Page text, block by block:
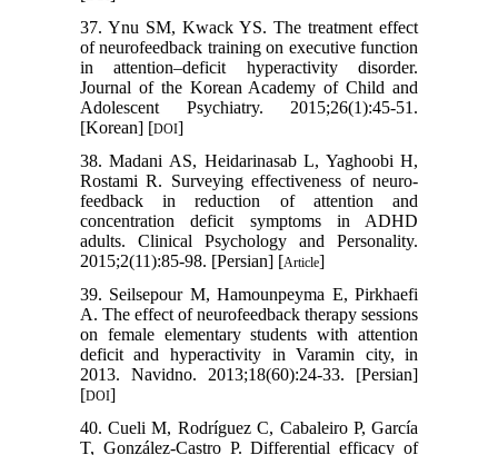
37. Ynu SM, Kwack YS. The treatment effect
of neurofeedback training on executive function
in attention–deficit hyperactivity disorder.
Journal of the Korean Academy of Child and
Adolescent Psychiatry. 2015;26(1):45-51.
[Korean] [DOI]
38. Madani AS, Heidarinasab L, Yaghoobi H,
Rostami R. Surveying effectiveness of neuro-
feedback in reduction of attention and
concentration deficit symptoms in ADHD
adults. Clinical Psychology and Personality.
2015;2(11):85-98. [Persian] [Article]
39. Seilsepour M, Hamounpeyma E, Pirkhaefi
A. The effect of neurofeedback therapy sessions
on female elementary students with attention
deficit and hyperactivity in Varamin city, in
2013. Navidno. 2013;18(60):24-33. [Persian]
[DOI]
40. Cueli M, Rodríguez C, Cabaleiro P, García
T, González-Castro P. Differential efficacy of